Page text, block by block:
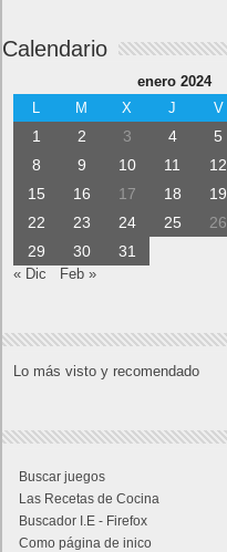
Calendario
enero 2024
L
M X J V
1 2 3 4 5
8
9 10 11 12
15
16 17 18 19
22
23 24 25 26
29
30 31
« Dic Feb »
Lo más visto y recomendado
Buscar juegos
Las Recetas de Cocina
Buscador I.E - Firefox
Como página de inico